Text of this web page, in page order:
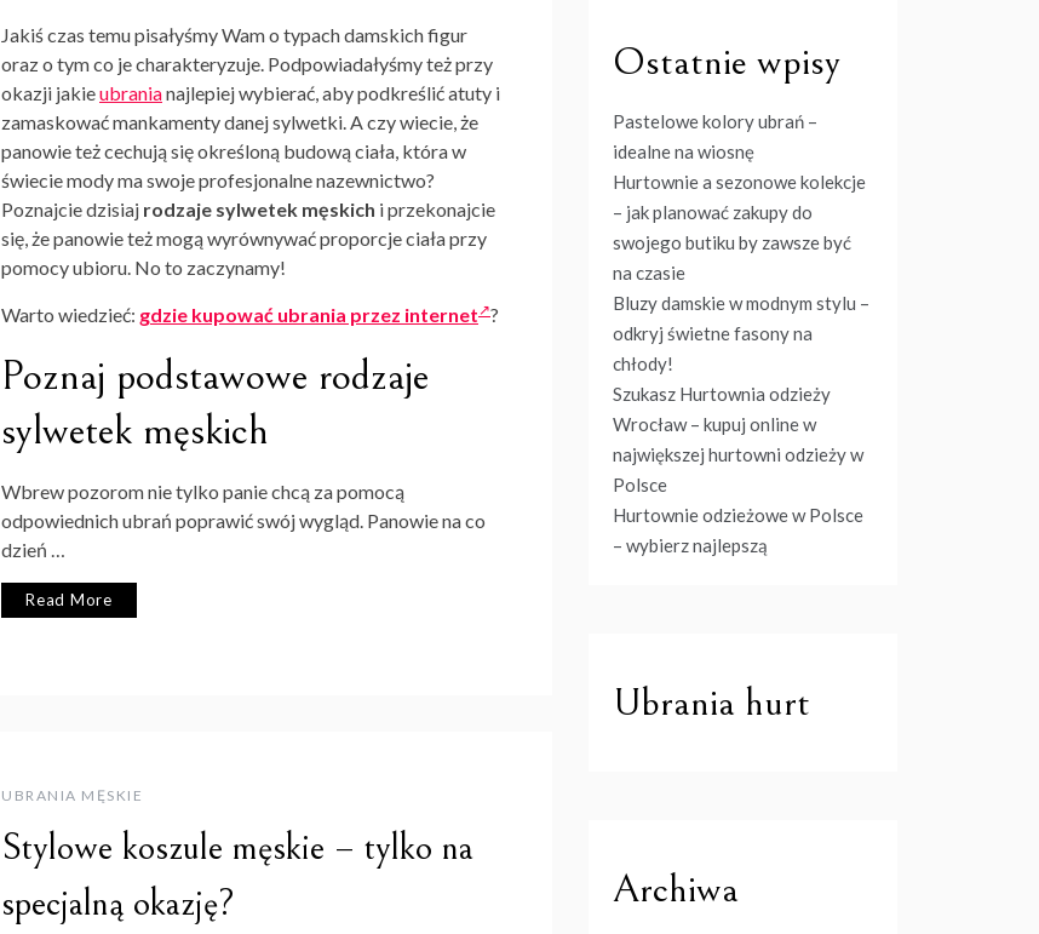
Jakiś czas temu pisałyśmy Wam o typach damskich figur
oraz o tym co je charakteryzuje. Podpowiadałyśmy też przy
okazji jakieubranianajlepiej wybierać, aby podkreślić atuty i
zamaskować mankamenty danej sylwetki. A czy wiecie, że
panowie też cechują się określoną budową ciała, która w
świecie mody ma swoje profesjonalne nazewnictwo?
Poznajcie dzisiaj rodzaje sylwetek męskich i przekonajcie
się, że panowie też mogą wyrównywać proporcje ciała przy
pomocy ubioru. No to zaczynamy!
Warto wiedzieć: gdzie kupować ubrania przez internet ?
Poznaj podstawowe rodzaje
sylwetek męskich
Wbrew pozorom nie tylko panie chcą za pomocą
odpowiednich ubrań poprawić swój wygląd. Panowie na co
dzień …
Read More
UBRANIA MĘSKIE
Stylowe koszule męskie – tylko na
specjalną okazję?
Ostatnie wpisy
Pastelowe kolory ubrań –
idealne na wiosnę
Hurtownie a sezonowe kolekcje
– jak planować zakupy do
swojego butiku by zawsze być
na czasie
Bluzy damskie w modnym stylu –
odkryj świetne fasony na
chłody!
Szukasz Hurtownia odzieży
Wrocław – kupuj online w
największej hurtowni odzieży w
Polsce
Hurtownie odzieżowe w Polsce
– wybierz najlepszą
Ubrania hurt
Archiwa